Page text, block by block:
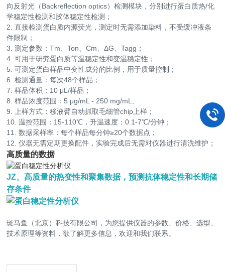
向反射光（Backreflection optics）检测模块，分别进行蛋白质热/化
学稳定性检测和胶体稳定性检测；
2. 直接检测蛋白质内源荧光，测定时无需添加染料，不受缓冲液条
件限制；
3. 测定参数：Tm、Ton、Cm、ΔG、Tagg；
4. 可用于研究蛋白质等温稳定性和变温稳定性；
5. 可测定蛋白样品中变性成分的比例，用于质量控制；
6. 检测通量：每次48个样品；
7. 样品体积：10 μL/样品；
8. 样品浓度范围：5 μg/mL - 250 mg/mL;
9. 上样方式：移液臂自动抓取毛细管chip上样；
10. 温控范围：15-110℃，升温速度：0.1-7℃/分钟；
11. 数据采样率：每个样品每分钟≥20个数据点；
12. 仪器无需定期更换配件，实验完成后无需对仪器进行清洗维护；
高质量的数据
JZ、高质量的热变性和聚集数据，预测抗体稳定性和长期储
存条件
斑马鱼（北京）科技有限公司，为您提供仪器的参数、价格、选型、
技术原理等资料，欲了解更多信息，欢迎和我们联系。